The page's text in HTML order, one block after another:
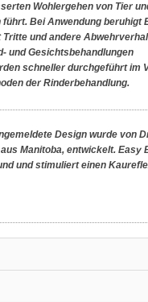
Wohlergehen von Tier
Bei Anwendung beruhigt
und andere
und Gesichtsbehandlungen
schneller durchgeführt im
der Rinderbehandlung.
Design wurde von
Manitoba, entwickelt. Easy
und stimuliert einen